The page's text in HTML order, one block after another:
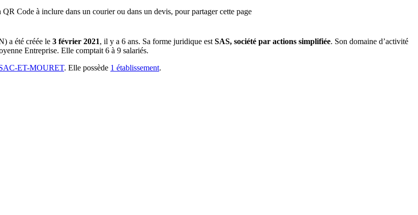
QR Code à inclure dans un courier ou dans un devis, pour partager cette page
a été créée le 3 février 2021, il y a 6 ans. Sa forme juridique est SAS, société par actions simplifiée. Son domaine d’activité
Entreprise. Elle comptait 6 à 9 salariés.
ET-MOURET. Elle possède 1 établissement.